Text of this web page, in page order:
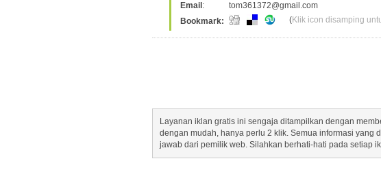
Email :
tom361372@gmail.com
Bookmark:
(Klik icon disamping
Layanan iklan gratis ini sengaja ditampilkan dengan
dengan mudah, hanya perlu 2 klik. Semua informasi yang
jawab dari pemilik web. Silahkan berhati-hati pada setiap